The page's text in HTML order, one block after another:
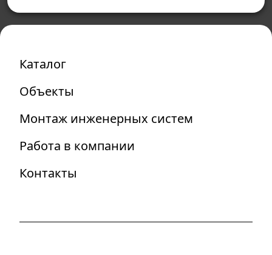
Каталог
Объекты
Монтаж инженерных систем
Работа в компании
Контакты